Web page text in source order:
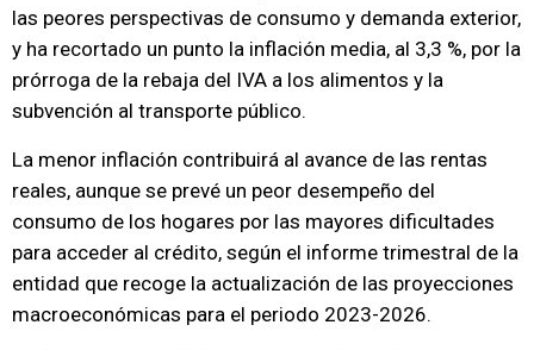
las peores perspectivas de consumo y demanda exterior,
y ha recortado un punto la inflación media, al 3,3 %, por la
prórroga de la rebaja del IVA a los alimentos y la
subvención al transporte público.
La menor inflación contribuirá al avance de las rentas
reales, aunque se prevé un peor desempeño del
consumo de los hogares por las mayores dificultades
para acceder al crédito, según el informe trimestral de la
entidad que recoge la actualización de las proyecciones
macroeconómicas para el periodo 2023-2026.